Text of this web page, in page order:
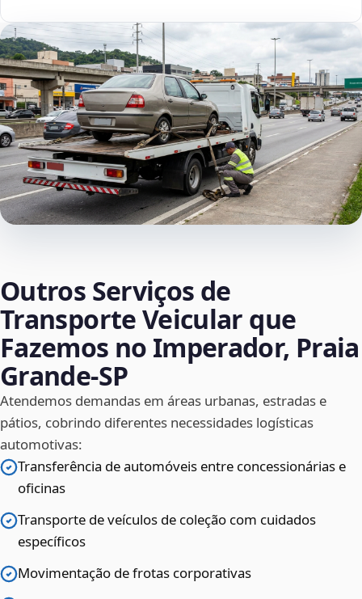
Outros Serviços de
Transporte Veicular que
Fazemos no Imperador, Praia
Grande‑SP
Atendemos demandas em áreas urbanas, estradas e
pátios, cobrindo diferentes necessidades logísticas
automotivas:
Transferência de automóveis entre concessionárias e
oficinas
Transporte de veículos de coleção com cuidados
específicos
Movimentação de frotas corporativas